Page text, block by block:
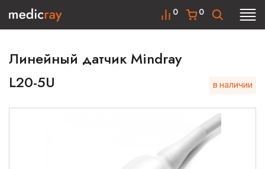
0
0
Линейный датчик Mindray
L20-5U
в наличии